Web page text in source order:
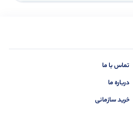
تماس با ما
درباره ما
خرید سازمانی